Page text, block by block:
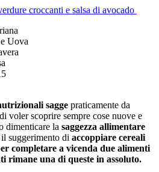
croccanti e salsa di avocado
Uova
sagge praticamente da
voler scoprire sempre cose nuove e
dimenticare la saggezza allimentare
suggerimento di accoppiare cereali
completare a vicenda due alimenti
rimane una di queste in assoluto.